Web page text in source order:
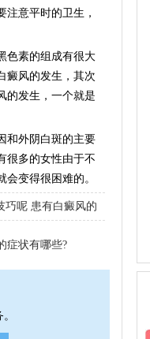
意平时的卫生，
素的组成有很大
癜风的发生，其次
的发生，一个就是
和外阴白斑的主要
很多的女性由于不
变得很困难的。
巧呢 患有白癜风的
症状有哪些?